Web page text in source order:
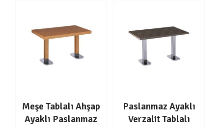
Meşe Tablalı Ahşap
Ayaklı Paslanmaz
Paslanmaz Ayaklı
Verzalit Tablalı